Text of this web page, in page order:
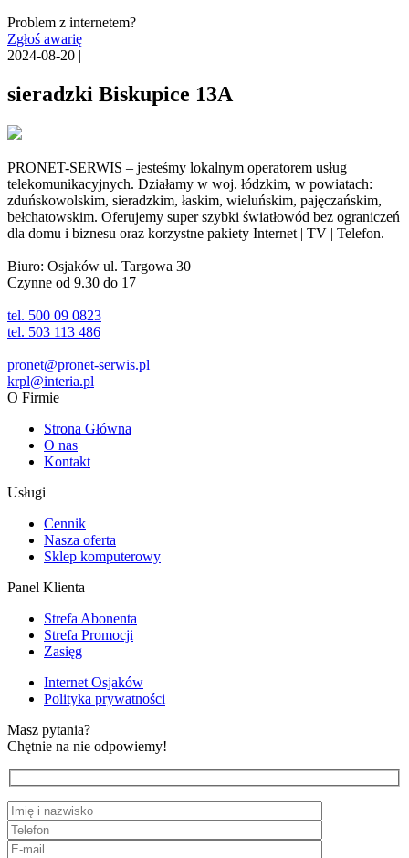
Problem z internetem?
Zgłoś awarię
2024-08-20 |
sieradzki Biskupice 13A
PRONET-SERWIS – jesteśmy lokalnym operatorem usług
telekomunikacyjnych. Działamy w woj. łódzkim, w powiatach:
zduńskowolskim, sieradzkim, łaskim, wieluńskim, pajęczańskim,
bełchatowskim. Oferujemy super szybki światłowód bez ograniczeń
dla domu i biznesu oraz korzystne pakiety Internet | TV | Telefon.
Biuro: Osjaków ul. Targowa 30
Czynne od 9.30 do 17
tel. 500 09 0823
tel. 503 113 486
pronet@pronet-serwis.pl
krpl@interia.pl
O Firmie
Strona Główna
O nas
Kontakt
Usługi
Cennik
Nasza oferta
Sklep komputerowy
Panel Klienta
Strefa Abonenta
Strefa Promocji
Zasięg
Internet Osjaków
Polityka prywatności
Masz pytania?
Chętnie na nie odpowiemy!